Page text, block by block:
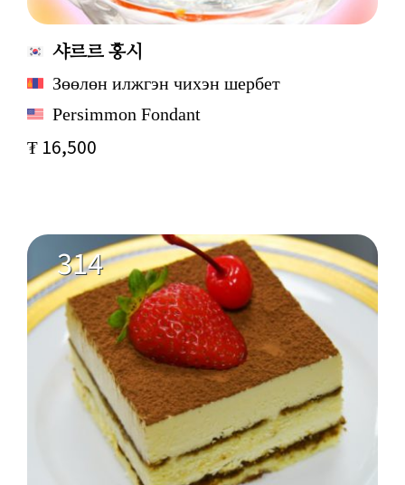
샤르르 홍시
Зөөлөн илжгэн чихэн шербет
Persimmon Fondant
₮ 16,500
314